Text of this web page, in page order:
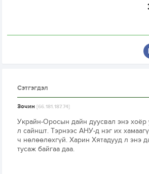
Сэтгэгдэл
Зочин[66.181.187.74]
Украйн-Оросын дайн дуусвал энэ хоёр
л сайншт. Тэрнээс АНУ-д нэг их
ч нөлөөлөхгүй. Харин Хятадууд л энэ
тусаж байгаа даа.